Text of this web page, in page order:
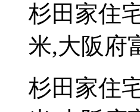
杉田家住
米,大阪府
杉田家住